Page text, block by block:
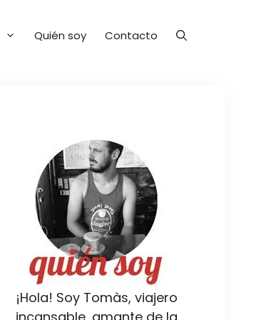
Quién soy Contacto
¡Hola! Soy Tomàs, viajero